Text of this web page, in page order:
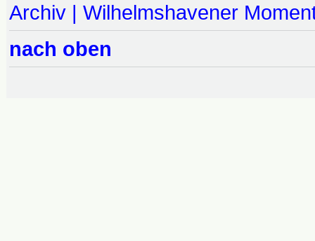
Archiv | Wilhelmshavener
nach oben